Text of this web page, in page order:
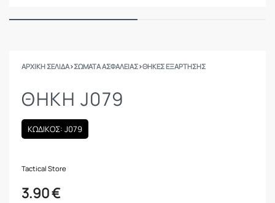
ΑΡΧΙΚΉ ΣΕΛΊΔΑ›ΣΩΜΑΤΑ ΑΣΦΑΛΕΙΑΣ›ΘΉΚΕΣ ΕΞΆΡΤΗΣΗΣ
ΘΉΚΗ J079
ΚΩΔΙΚΟΣ: J079
Tactical Store
3.90€